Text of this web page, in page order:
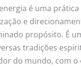
é uma
e
propósito. É
tradições
do mundo, com o